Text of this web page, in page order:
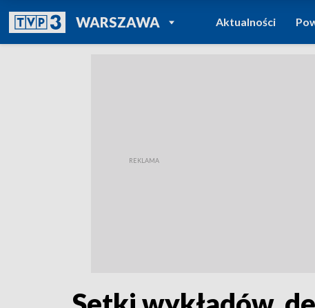
WARSZAWAPOWRÓT DO
TVP REGIONY
Aktualności